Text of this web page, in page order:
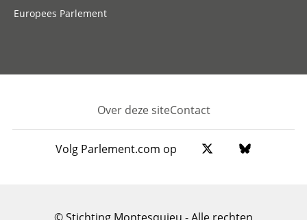
Europees Parlement
Footer
Over deze siteContact
Volg Parlement.com op